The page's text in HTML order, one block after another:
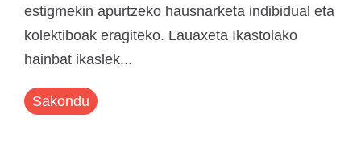
estigmekin apurtzeko hausnarketa indibidual eta
kolektiboak eragiteko. Lauaxeta Ikastolako
hainbat ikaslek...
Sakondu